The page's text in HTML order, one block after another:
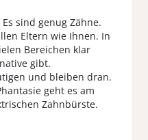
sind genug Zähne.
Eltern wie Ihnen. In
Bereichen klar
gibt.
und bleiben dran.
geht es am
Zahnbürste.